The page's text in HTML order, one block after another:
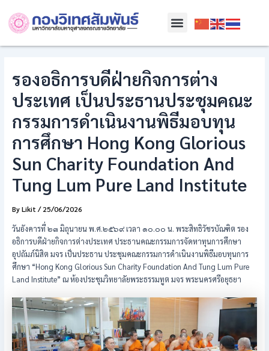
content
Menu
รองอธิการบดีฝ่ายกิจการต่าง
ประเทศ เป็นประธานประชุมคณะ
กรรมการดำเนินงานพิธีมอบทุน
การศึกษา Hong Kong Glorious
Sun Charity Foundation And
Tung Lum Pure Land Institute
ByLikit/25/06/2026
วันอังคารที่ ๒๓ มิถุนายน พ.ศ.๒๕๖๙ เวลา ๑๐.๐๐ น. พระสิทธิวัชรบัณฑิต รอง
อธิการบดีฝ่ายกิจการต่างประเทศ ประธานคณะกรรมการจัดหาทุนการศึกษา
อุปถัมภ์นิสิต มจร เป็นประธาน ประชุมคณะกรรมการดำเนินงานพิธีมอบทุนการ
ศึกษา “Hong Kong Glorious Sun Charity Foundation And Tung Lum Pure
Land Institute” ณ ห้องประชุมวิทยาลัยพระธรรมทูต มจร พระนครศรีอยุธยา
navigation